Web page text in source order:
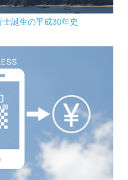
誕生の平成30年史